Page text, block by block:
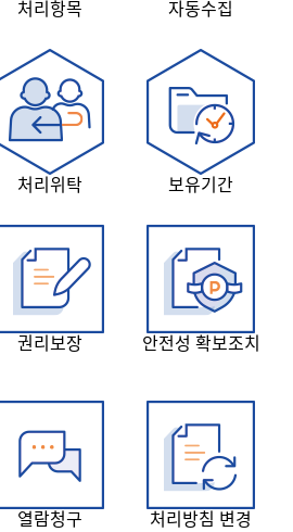
처리항목 자동수집
처리위탁 보유기간
권리보장 안전성 확보조치
열람청구 처리방침 변경